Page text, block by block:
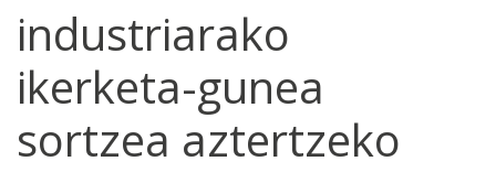
industriarako
ikerketa-gunea
sortzea aztertzeko